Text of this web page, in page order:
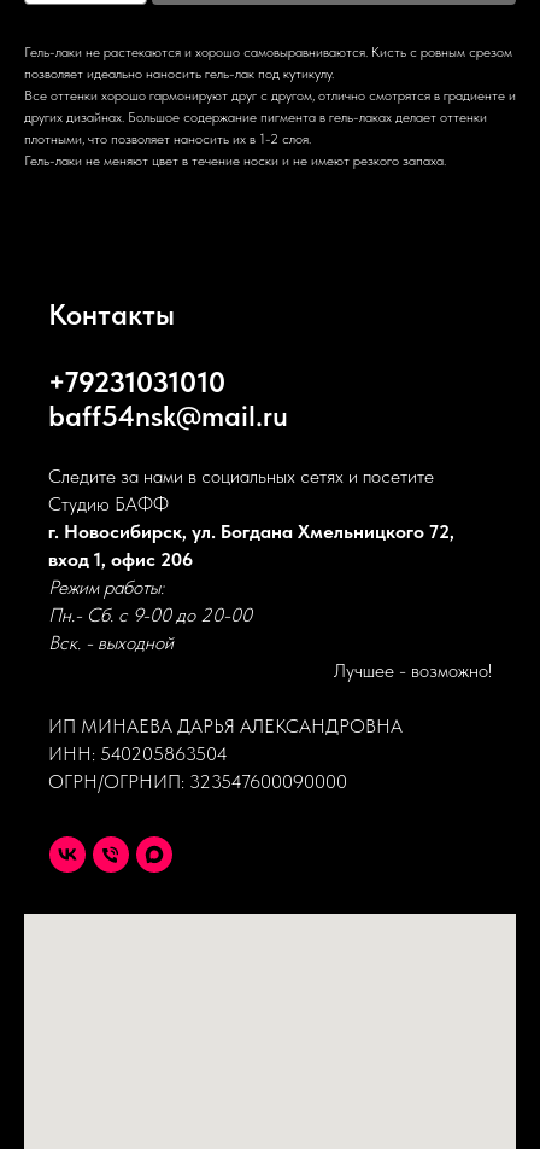
Гель-лаки не растекаются и хорошо самовыравниваются. Кисть с ровным срезом
позволяет идеально наносить гель-лак под кутикулу.
Все оттенки хорошо гармонируют друг с другом, отлично смотрятся в градиенте и
других дизайнах. Большое содержание пигмента в гель-лаках делает оттенки
плотными, что позволяет наносить их в 1-2 слоя.
Гель-лаки не меняют цвет в течение носки и не имеют резкого запаха.
Контакты
+79231031010
baff54nsk@mail.ru
Следите за нами в социальных сетях и посетите
Студию БАФФ
г. Новосибирск, ул. Богдана Хмельницкого 72,
вход 1, офис 206
Режим работы:
Пн.- Сб. с 9-00 до 20-00
Вск. - выходной
Лучшее - возможно!
ИП МИНАЕВА ДАРЬЯ АЛЕКСАНДРОВНА
ИНН: 540205863504
ОГРН/ОГРНИП: 323547600090000